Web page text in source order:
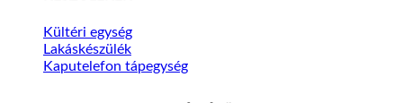
Kültéri egység
Lakáskészülék
Kaputelefon tápegység